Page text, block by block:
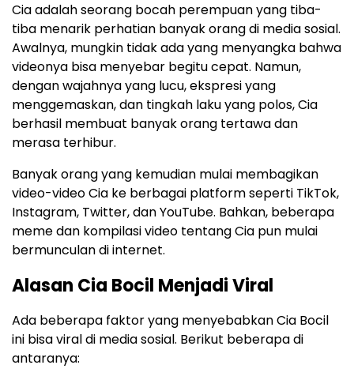
Cia adalah seorang bocah perempuan yang tiba-
tiba menarik perhatian banyak orang di media sosial.
Awalnya, mungkin tidak ada yang menyangka bahwa
videonya bisa menyebar begitu cepat. Namun,
dengan wajahnya yang lucu, ekspresi yang
menggemaskan, dan tingkah laku yang polos, Cia
berhasil membuat banyak orang tertawa dan
merasa terhibur.
Banyak orang yang kemudian mulai membagikan
video-video Cia ke berbagai platform seperti TikTok,
Instagram, Twitter, dan YouTube. Bahkan, beberapa
meme dan kompilasi video tentang Cia pun mulai
bermunculan di internet.
Alasan Cia Bocil Menjadi Viral
Ada beberapa faktor yang menyebabkan Cia Bocil
ini bisa viral di media sosial. Berikut beberapa di
antaranya: